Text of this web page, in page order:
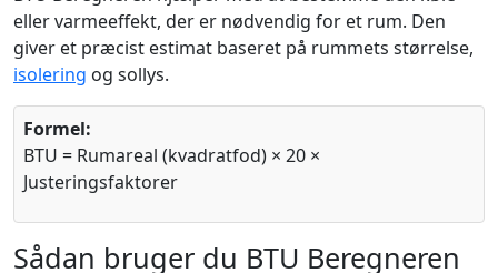
eller varmeeffekt, der er nødvendig for et rum. Den
giver et præcist estimat baseret på rummets størrelse,
isolering og sollys.
Formel:
BTU = Rumareal (kvadratfod) × 20 ×
Justeringsfaktorer
Sådan bruger du BTU Beregneren